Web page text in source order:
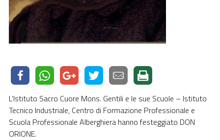
L’Istituto Sacro Cuore Mons. Gentili e le sue Scuole – Istituto
Tecnico Industriale, Centro di Formazione Professionale e
Scuola Professionale Alberghiera hanno festeggiato DON
ORIONE.